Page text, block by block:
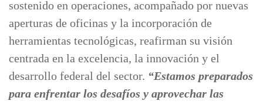
sostenido en operaciones, acompañado por nuevas
aperturas de oficinas y la incorporación de
herramientas tecnológicas, reafirman su visión
centrada en la excelencia, la innovación y el
desarrollo federal del sector. “Estamos preparados
para enfrentar los desafíos y aprovechar las